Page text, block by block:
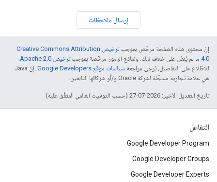
إرسال ملاحظات
إنّ محتوى هذه الصفحة مرخّص بموجب
ترخيص Creative Commons Attribution
4.0‏ ما لم يُنصّ على خلاف ذلك، ونماذج الرموز مرخّصة بموجبترخيص Apache 2.0‏
.
للاطّلاع على التفاصيل، يُرجى مراجعة سياسات موقع Google Developers‏
. إنّ Java
هي علامة تجارية مسجَّلة لشركة Oracle و/أو شركائها التابعين.
تاريخ التعديل الأخير: 2026-07-27 (حسب التوقيت العالمي المتفَّق عليه)
التفاعل
Google Developer Program
Google Developer Groups
Google Developer Experts